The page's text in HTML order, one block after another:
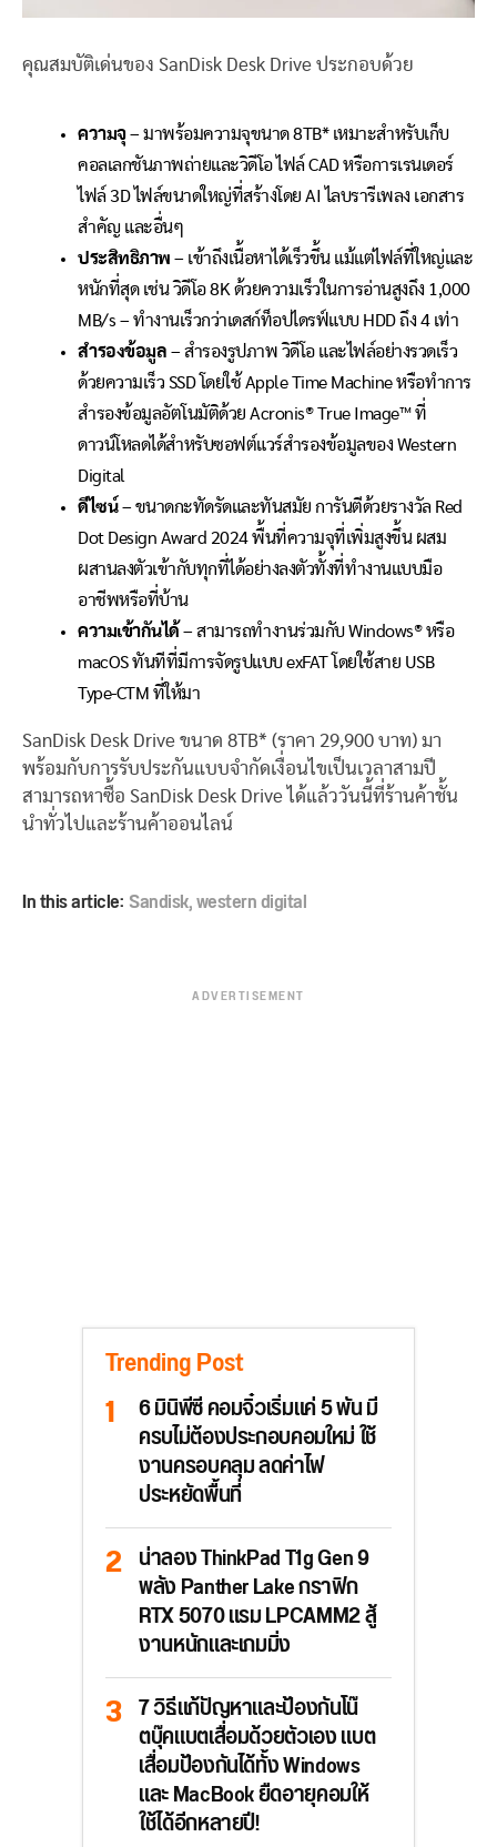
คุณสมบัติเด่นของ SanDisk Desk Drive ประกอบด้วย
ความจุ –มาพร้อมความจุขนาด8TB* เหมาะสำหรับเก็บ
คอลเลกชันภาพถ่ายและวิดีโอ ไฟล์CADหรือการเรนเดอร์
ไฟล์ 3D ไฟล์ขนาดใหญ่ที่สร้างโดย AI
ไลบรารีเพลง เอกสาร
สำคัญ และอื่นๆ
ประสิทธิภาพ – เข้าถึงเนื้อหาได้เร็วขึ้น แม้แต่ไฟล์ที่ใหญ่และ
หนักที่สุด เช่น วิดีโอ8K ด้วยความเร็วในการอ่านสูงถึง 1,000
MB/s –ทำงานเร็วกว่าเดสก์ท็อปไดรฟ์แบบ HDDถึง 4เท่า
สำรองข้อมูล –สำรองรูปภาพ วิดีโอ และไฟล์อย่างรวดเร็ว
ด้วยความเร็ว SSD โดยใช้ Apple Time Machineหรือทำการ
สำรองข้อมูลอัตโนมัติด้วย Acronis® True Image™ที่
ดาวน์โหลดได้สำหรับซอฟต์แวร์สำรองข้อมูลของ Western
Digital
ดีไซน์ –ขนาดกะทัดรัดและทันสมัย การันตีด้วยรางวัล Red
Dot Design Award 2024พื้นที่ความจุที่เพิ่มสูงขึ้น ผสม
ผสานลงตัวเข้ากับทุกที่ได้อย่างลงตัวทั้งที่ทำงานแบบมือ
อาชีพหรือที่บ้าน
ความเข้ากันได้ –สามารถทำงานร่วมกับWindows®หรือ
macOSทันทีที่มีการจัดรูปแบบexFAT โดยใช้สาย USB
Type-CTM ที่ให้มา
SanDisk Desk Drive ขนาด 8TB* (ราคา 29,900 บาท) มา
พร้อมกับการรับประกันแบบจำกัดเงื่อนไขเป็นเวลาสามปี
สามารถหาซื้อ SanDisk Desk Drive ได้แล้ววันนี้ที่ร้านค้าชั้น
นำทั่วไปและร้านค้าออนไลน์
In this article:Sandisk,western digital
ADVERTISEMENT
Trending Post
6 มินิพีซี คอมจิ๋วเริ่มแค่ 5 พัน มี
ครบไม่ต้องประกอบคอมใหม่ ใช้
งานครอบคลุม ลดค่าไฟ
ประหยัดพื้นที่
น่าลอง ThinkPad T1g Gen 9
พลัง Panther Lake กราฟิก
RTX 5070 แรม LPCAMM2 สู้
งานหนักและเกมมิ่ง
7 วิธีแก้ปัญหาและป้องกันโน๊
ตบุ๊คแบตเสื่อมด้วยตัวเอง แบต
เสื่อมป้องกันได้ทั้ง Windows
และ MacBook ยืดอายุคอมให้
ใช้ได้อีกหลายปี!